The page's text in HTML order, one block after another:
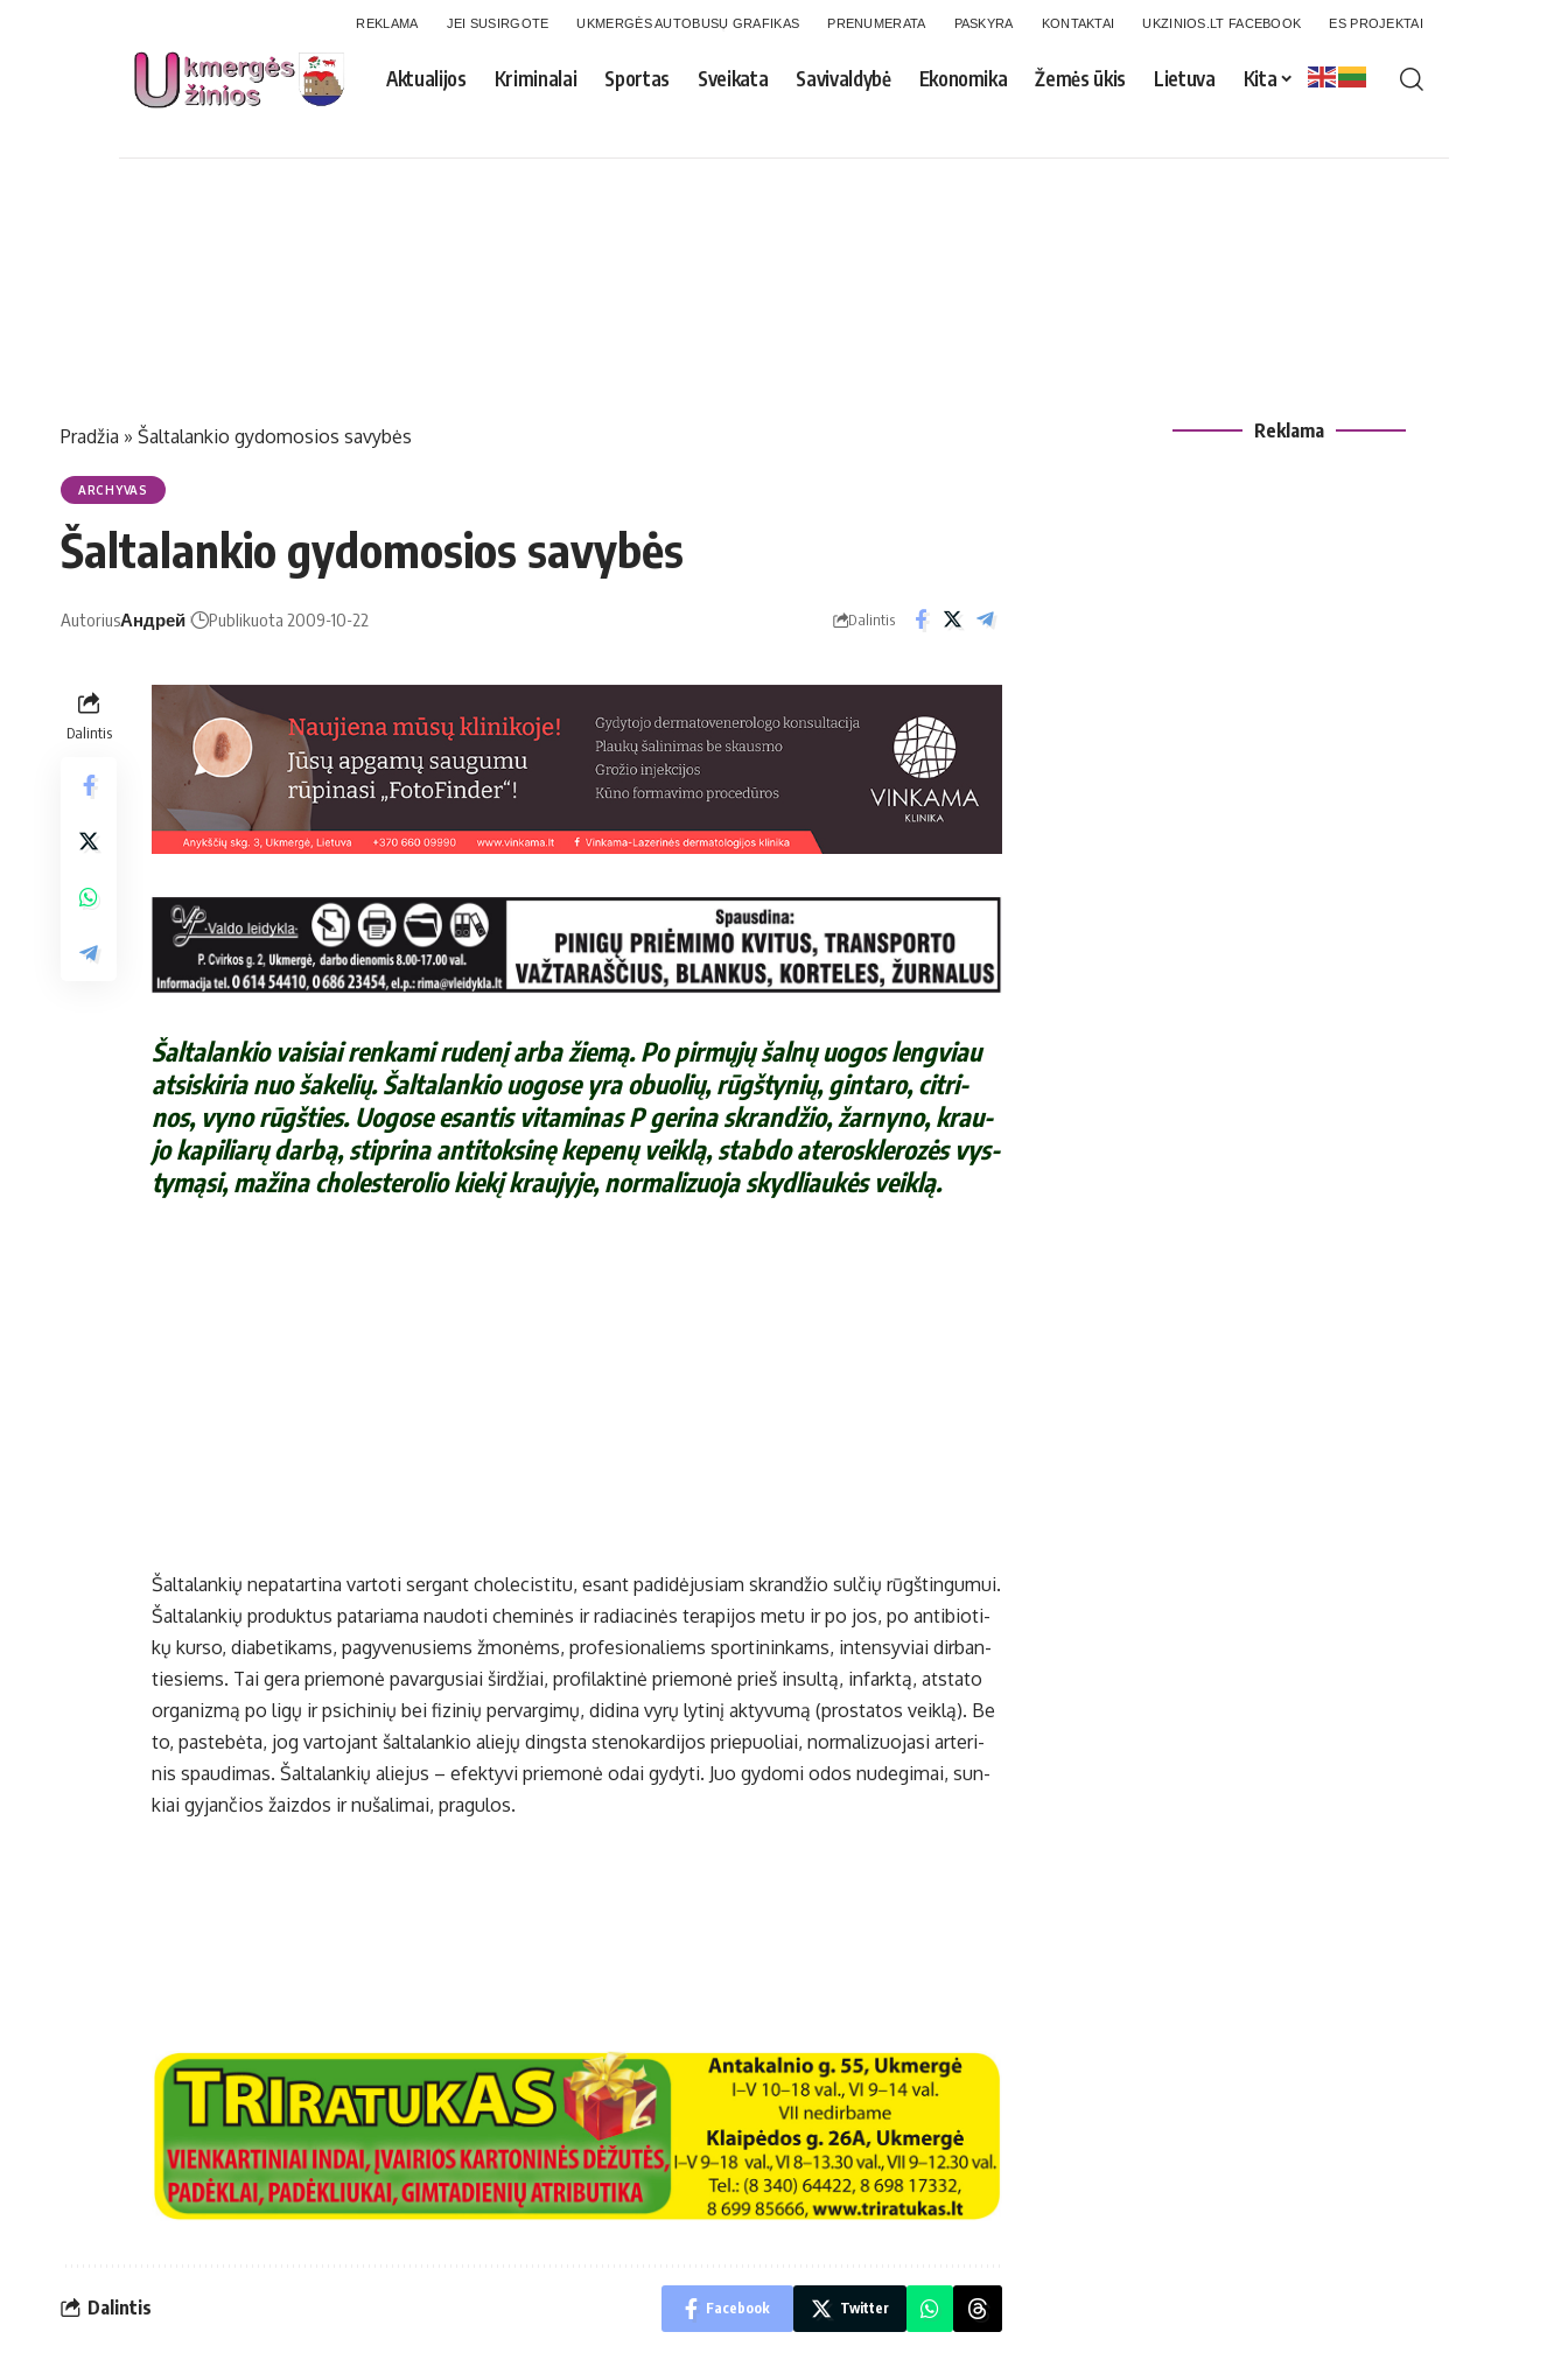
REKLAMA JEI SUSIRGOTE UKMERGĖS AUTOBUSŲ GRAFIKAS PRENUMERATA PASKYRA KONTAKTAI UKZINIOS.LT FACEBOOK ES PROJEKTAI
Aktualijos Kriminalai Sportas Sveikata Savivaldybė Ekonomika Žemės ūkis Lietuva Kita
Pradžia » Šal­ta­lan­kio gy­do­mo­sios sa­vy­bės
ARCHYVAS
Šal­ta­lan­kio gy­do­mo­sios sa­vy­bės
AutoriusАндрей Publikuota 2009-10-22 Dalintis
Dalintis
Šal­ta­lan­kio vai­siai ren­ka­mi ru­de­nį ar­ba žie­mą. Po pir­mų­jų šal­nų uo­gos leng­viau
at­si­ski­ria nuo ša­ke­lių. Šal­ta­lan­kio uo­go­se yra obuo­lių, rūgš­ty­nių, gin­ta­ro, cit­ri­
nos, vy­no rūgš­ties. Uo­go­se esan­tis vi­ta­mi­nas P ge­ri­na skran­džio, žar­ny­no, krau­
jo ka­pi­lia­rų dar­bą, stip­ri­na an­ti­tok­si­nę ke­pe­nų veik­lą, stab­do ate­rosk­le­ro­zės vys­
ty­mą­si, ma­ži­na cho­les­te­ro­lio kie­kį krau­jy­je, nor­ma­li­zuo­ja skyd­liau­kės veik­lą.
Šal­ta­lan­kių ne­pa­tar­ti­na var­to­ti ser­gant cho­le­cis­ti­tu, esant pa­di­dė­ju­siam skran­džio sul­čių rūgš­tin­gu­mui.
Šal­ta­lan­kių pro­duk­tus pa­ta­ria­ma nau­do­ti che­mi­nės ir ra­dia­ci­nės te­ra­pi­jos me­tu ir po jos, po an­ti­bio­ti­
kų kur­so, dia­be­ti­kams, pa­gy­ve­nu­siems žmo­nėms, pro­fe­sio­na­liems spor­ti­nin­kams, in­ten­sy­viai dir­ban­
tiesiems. Tai ge­ra prie­mo­nė pa­var­gu­siai šir­džiai, pro­fi­lak­ti­nė prie­mo­nė prieš in­sul­tą, in­fark­tą, at­sta­to
or­ga­niz­mą po li­gų ir psi­chi­nių bei fi­zi­nių per­var­gi­mų, di­di­na vy­rų ly­ti­nį ak­ty­vu­mą (pro­sta­tos veik­lą). Be
to, pa­ste­bė­ta, jog var­to­jant šal­ta­lan­kio alie­jų dings­ta ste­no­kar­di­jos prie­puo­liai, nor­ma­li­zuo­ja­si ar­te­ri­
nis spau­di­mas. Šal­ta­lan­kių alie­jus – efek­ty­vi prie­mo­nė odai gy­dy­ti. Juo gy­do­mi odos nu­de­gi­mai, sun­
kiai gy­jan­čios žaiz­dos ir nu­ša­li­mai, pra­gu­los.
Dalintis Facebook Twitter
Reklama